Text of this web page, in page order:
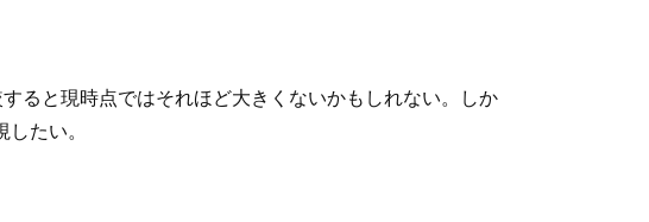
ると現時点ではそれほど大きくないかもしれない。しか
たい。